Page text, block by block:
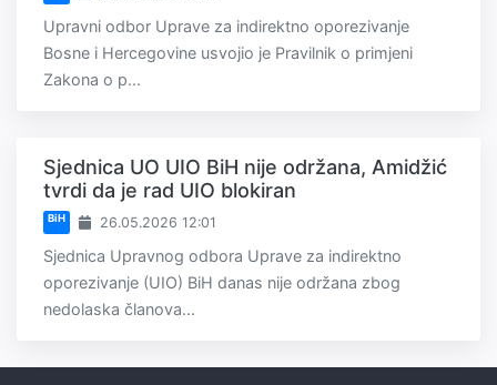
Upravni odbor Uprave za indirektno oporezivanje
Bosne i Hercegovine usvojio je Pravilnik o primjeni
Zakona o p...
Sjednica UO UIO BiH nije održana, Amidžić
tvrdi da je rad UIO blokiran
BiH 26.05.2026 12:01
Sjednica Upravnog odbora Uprave za indirektno
oporezivanje (UIO) BiH danas nije održana zbog
nedolaska članova...